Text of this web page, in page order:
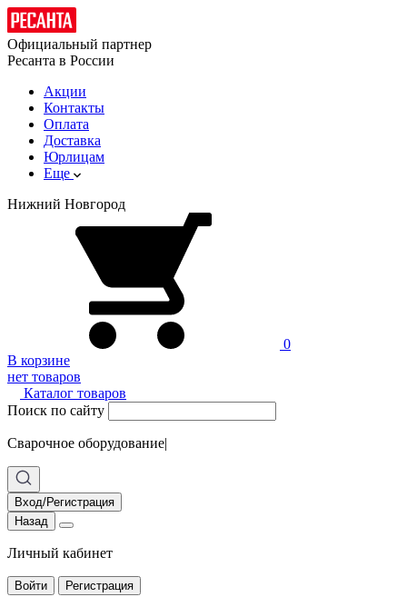
Официальный партнер
Ресанта в России
Акции
Контакты
Оплата
Доставка
Юрлицам
Еще
Нижний Новгород
0
В корзине
нет товаров
Каталог товаров
Поиск по сайту
Сварочное оборудование|
Вход/Регистрация
Назад
Личный кабинет
Войти Регистрация